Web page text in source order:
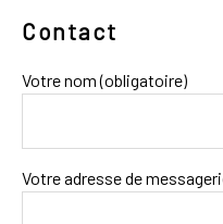
Contact
Votre nom (obligatoire)
Votre adresse de